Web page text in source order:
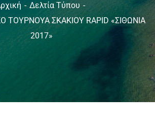
Δελτία Τύπου
ΤΟΥΡΝΟΥΑ ΣΚΑΚΙΟΥ RAPID «ΣΙΘΩΝΙΑ
2017»